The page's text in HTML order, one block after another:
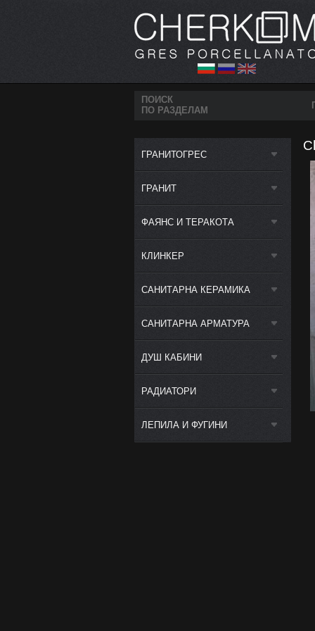
ПОИСК
ПО РАЗДЕЛАМ
ГРАНИТОГРЕС
ГРАНИТ
ФАЯНС И ТЕРАКОТА
КЛИНКЕР
САНИТАРНА КЕРАМИКА
САНИТАРНА АРМАТУРА
ДУШ КАБИНИ
РАДИАТОРИ
ЛЕПИЛА И ФУГИНИ